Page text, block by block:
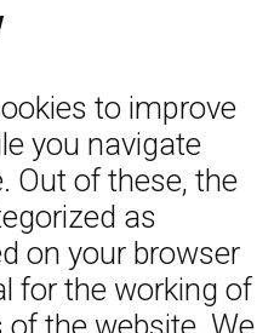
to improve
you navigate
Out of these, the
as
on your browser
for the working of